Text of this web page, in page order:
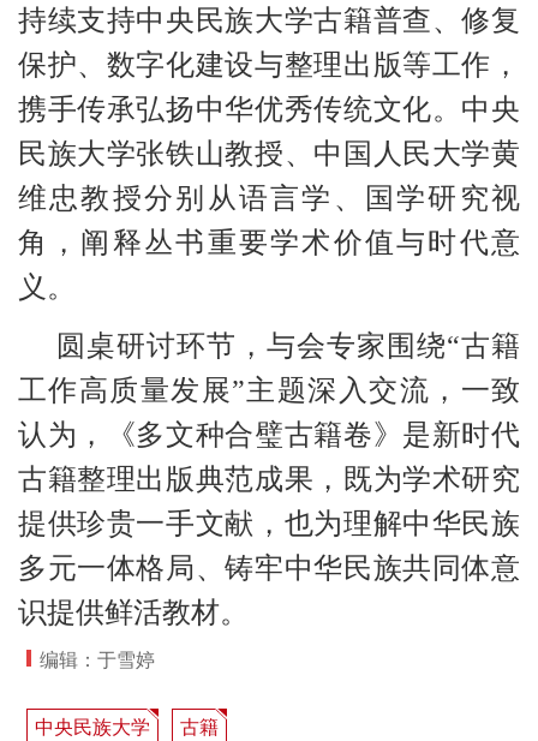
持续支持中央民族大学古籍普查、修复
保护、数字化建设与整理出版等工作，
携手传承弘扬中华优秀传统文化。中央
民族大学张铁山教授、中国人民大学黄
维忠教授分别从语言学、国学研究视
角，阐释丛书重要学术价值与时代意
义。
圆桌研讨环节，与会专家围绕“古籍
工作高质量发展”主题深入交流，一致
认为，《多文种合璧古籍卷》是新时代
古籍整理出版典范成果，既为学术研究
提供珍贵一手文献，也为理解中华民族
多元一体格局、铸牢中华民族共同体意
识提供鲜活教材。
编辑：于雪婷
中央民族大学 古籍